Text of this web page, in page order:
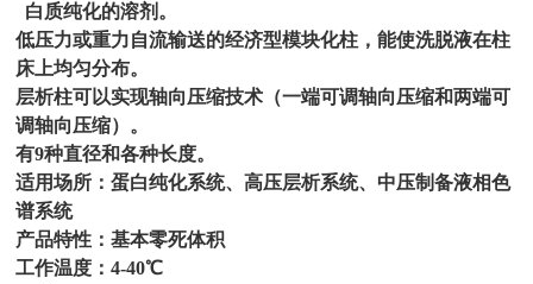
白质纯化的溶剂。
低压力或重力自流输送的经济型模块化柱，能使洗脱液在柱
床上均匀分布。
层析柱可以实现轴向压缩技术（一端可调轴向压缩和两端可
调轴向压缩）。
有9种直径和各种长度。
适用场所：蛋白纯化系统、高压层析系统、中压制备液相色
谱系统
产品特性：基本零死体积
工作温度：4-40℃